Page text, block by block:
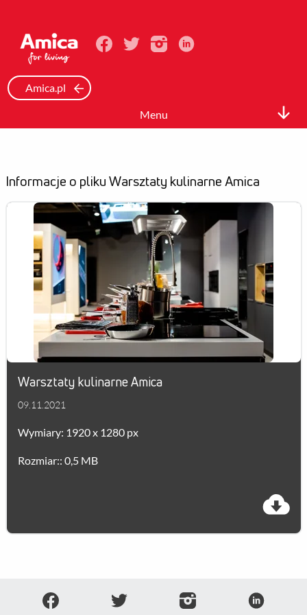
Amica.pl
Menu
Wideo
Mediateka
Kontakt
Informacje o pliku Warsztaty kulinarne Amica
Warsztaty kulinarne Amica
09.11.2021
Wymiary: 1920 x 1280 px
Rozmiar:: 0,5 MB